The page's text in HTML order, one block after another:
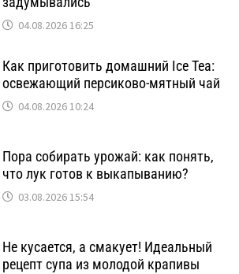
04.08.2026 16:25
Как приготовить домашний Ice Tea:
освежающий персиково-мятный чай
04.08.2026 10:24
Пора собирать урожай: как понять,
что лук готов к выкапыванию?
03.08.2026 15:54
Не кусается, а смакует! Идеальный
рецепт супа из молодой крапивы